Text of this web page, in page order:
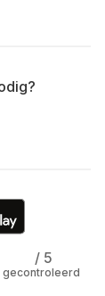
/ 5
gecontroleerd